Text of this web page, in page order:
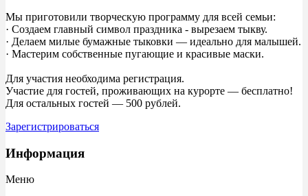
Мы приготовили творческую программу для всей семьи:
· Создаем главный символ праздника - вырезаем тыкву.
· Делаем милые бумажные тыковки — идеально для малышей.
· Мастерим собственные пугающие и красивые маски.
Для участия необходима регистрация.
Участие для гостей, проживающих на курорте — бесплатно!
Для остальных гостей — 500 рублей.
Зарегистрироваться
Информация
Меню